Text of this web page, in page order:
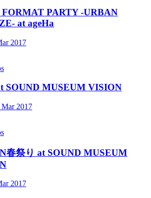
FORMAT PARTY -URBAN
at ageHa
2017
SOUND MUSEUM VISION
2017
春祭り at SOUND MUSEUM
2017